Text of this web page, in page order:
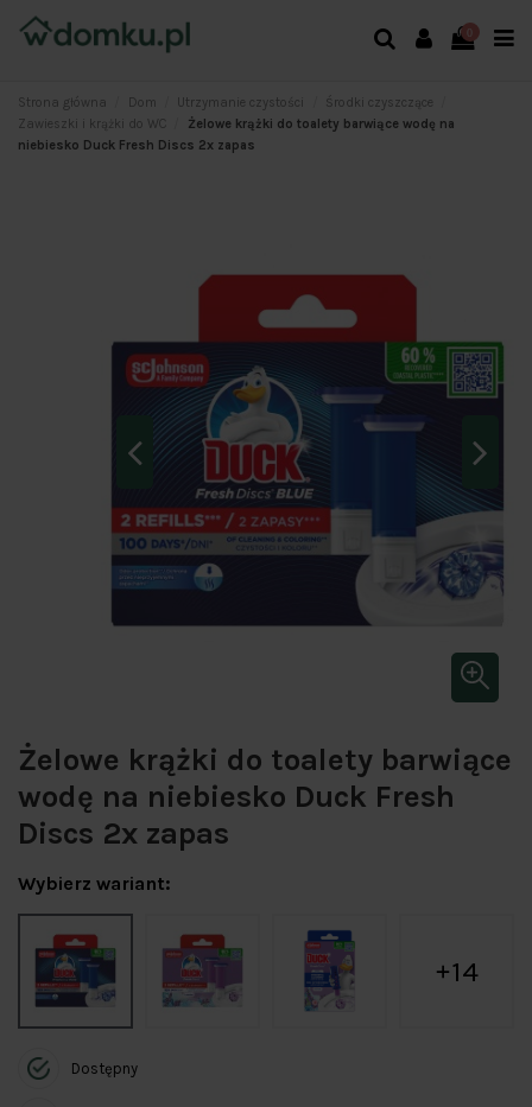
Strona główna Dom Utrzymanie czystości
Środki czyszczące
Zawieszki i krążki do WC
Żelowe krążki do toalety barwiące wodę na
niebiesko Duck Fresh Discs 2x zapas
Żelowe krążki do toalety barwiące
wodę na niebiesko Duck Fresh
Discs 2x zapas
Wybierz wariant:
14
Dostępny